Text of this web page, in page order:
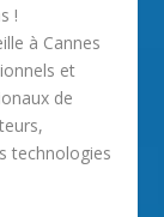
!
à Cannes
et
de
technologies